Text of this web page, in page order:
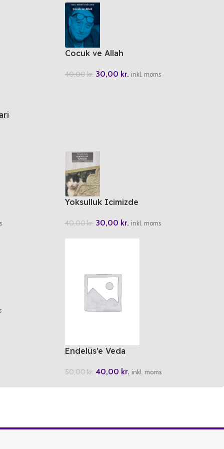
Cocuk ve Allah
40,00kr. 30,00 kr. inkl. moms
Yoksulluk Icimizde
40,00kr. 30,00 kr. inkl. moms
Endelüs’e Veda
50,00kr. 40,00 kr. inkl. moms